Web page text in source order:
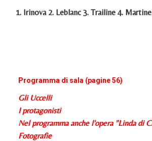
1. Irinova 2. Leblanc 3. Trailine 4.
Programma di sala (pagine 56)
Gli Uccelli
I protagonisti
Nel programma anche l'opera "Linda di
Fotografie